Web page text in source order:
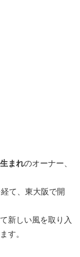
まれのオーナー、
て、東大阪で開
新しい風を取り入
す。